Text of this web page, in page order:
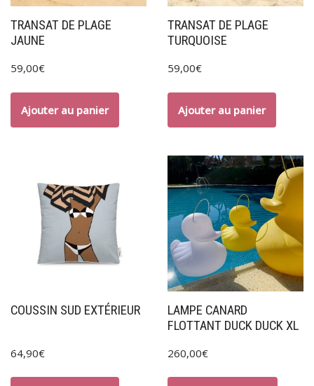
TRANSAT DE PLAGE
JAUNE
59,00€
Ajouter au panier
TRANSAT DE PLAGE
TURQUOISE
59,00€
Ajouter au panier
COUSSIN SUD EXTÉRIEUR
64,90€
LAMPE CANARD
FLOTTANT DUCK DUCK XL
260,00€